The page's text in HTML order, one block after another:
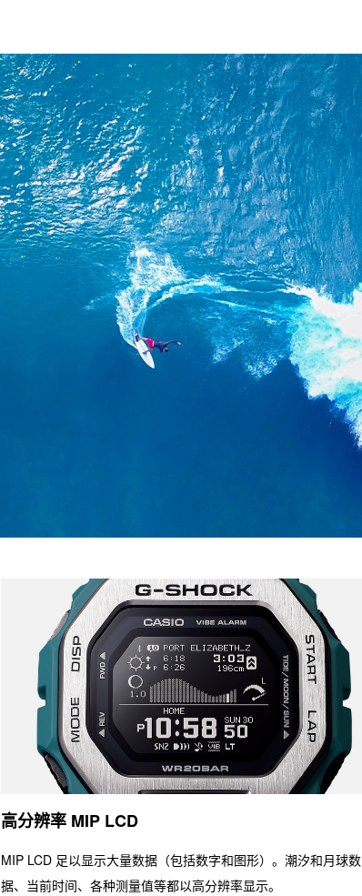
高分辨率 MIP LCD
MIP LCD 足以显示大量数据（包括数字和图形）。潮汐和月球数
据、当前时间、各种测量值等都以高分辨率显示。